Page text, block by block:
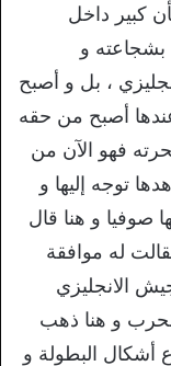
كبير داخل
بشجاعته و
، بل و أصبح
أصبح من حقه
فهو الآن من
توجه إليها و
صوفيا و هنا قال
له موافقة
الانجليزي
و هنا ذهب
أشكال البطولة و